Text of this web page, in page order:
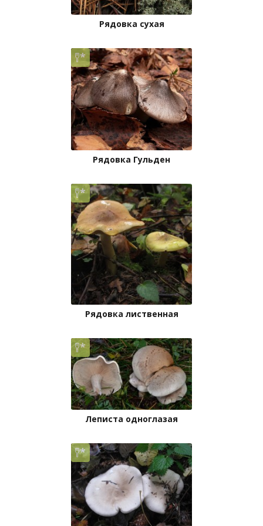
Рядовка сухая
Рядовка Гульден
Рядовка лиственная
Леписта одноглазая